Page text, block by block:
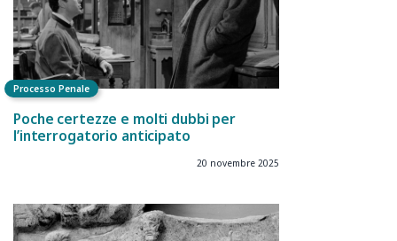
Processo Penale
Poche certezze e molti dubbi per
l’interrogatorio anticipato
20 novembre 2025